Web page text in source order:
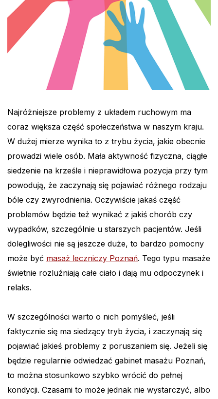
Najróżniejsze problemy z układem ruchowym ma
coraz większa część społeczeństwa w naszym kraju.
W dużej mierze wynika to z trybu życia, jakie obecnie
prowadzi wiele osób. Mała aktywność fizyczna, ciągłe
siedzenie na krześle i nieprawidłowa pozycja przy tym
powodują, że zaczynają się pojawiać różnego rodzaju
bóle czy zwyrodnienia. Oczywiście jakaś część
problemów będzie też wynikać z jakiś chorób czy
wypadków, szczególnie u starszych pacjentów. Jeśli
dolegliwości nie są jeszcze duże, to bardzo pomocny
może być masaż leczniczy Poznań. Tego typu masaże
świetnie rozluźniają całe ciało i dają mu odpoczynek i
relaks.
W szczególności warto o nich pomyśleć, jeśli
faktycznie się ma siedzący tryb życia, i zaczynają się
pojawiać jakieś problemy z poruszaniem się. Jeżeli się
będzie regularnie odwiedzać gabinet masażu Poznań,
to można stosunkowo szybko wrócić do pełnej
kondycji. Czasami to może jednak nie wystarczyć, albo